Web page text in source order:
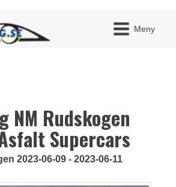
Meny
NM Rudskogen
Supercars
2023-06-09 - 2023-06-11